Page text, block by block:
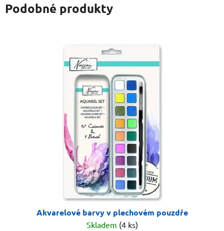
Podobné produkty
Akvarelové barvy v plechovém pouzdře
Skladem (4 ks)